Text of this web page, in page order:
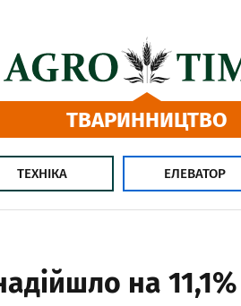
ТВАРИННИЦТВО
ТЕХНІКА ЕЛЕВАТОР
на 11,1%